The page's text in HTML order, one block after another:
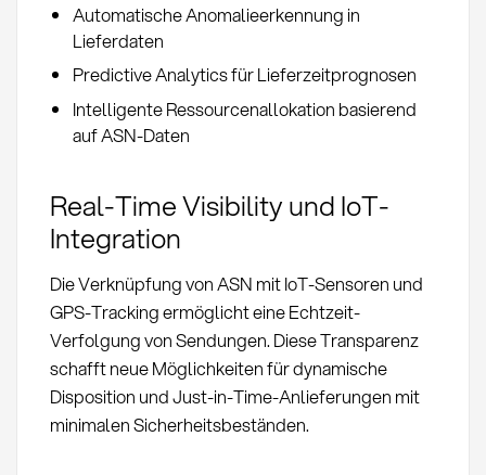
Automatische Anomalieerkennung in
Lieferdaten
Predictive Analytics für Lieferzeitprognosen
Intelligente Ressourcenallokation basierend
auf ASN-Daten
Real-Time Visibility und IoT-
Integration
Die Verknüpfung von ASN mit IoT-Sensoren und
GPS-Tracking ermöglicht eine Echtzeit-
Verfolgung von Sendungen. Diese Transparenz
schafft neue Möglichkeiten für dynamische
Disposition und Just-in-Time-Anlieferungen mit
minimalen Sicherheitsbeständen.